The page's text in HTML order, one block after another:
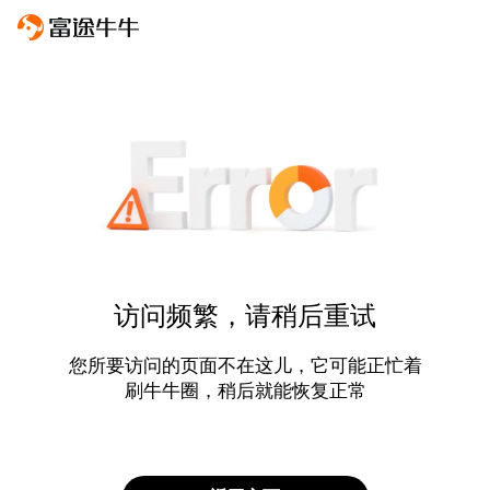
访问频繁，请稍后重试
您所要访问的页面不在这儿，它可能正忙着
刷牛牛圈，稍后就能恢复正常